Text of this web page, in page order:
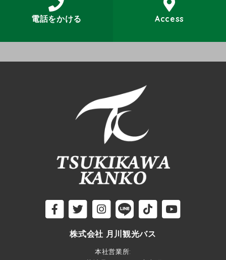
電話をかける Access
株式会社 月川観光バス
本社営業所: